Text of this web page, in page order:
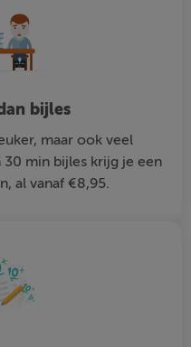
bijles
maar ook veel
min bijles krijg je een
al vanaf €8,95.